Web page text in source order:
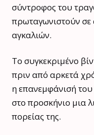
σύντροφος του
πρωταγωνιστούν σε
αγκαλιών.
Το συγκεκριμένο
πριν από αρκετά
η επανεμφάνισή
στο προσκήνιο μια
πορείας της.